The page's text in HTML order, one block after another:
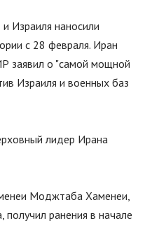
Израиля наносили
с 28 февраля. Иран
заявил о "самой мощной
Израиля и военных баз
лидер Ирана
Моджтаба Хаменеи,
ранения в начале